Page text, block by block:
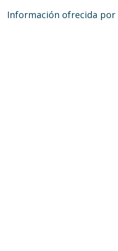
Información ofrecida por